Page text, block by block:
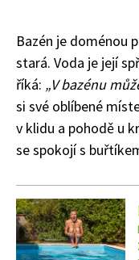
Naše krásná
Bazén je doménou
stará. Voda je její
říká: „V bazénu
si své oblíbené
v klidu a pohodě u
se spokojí s